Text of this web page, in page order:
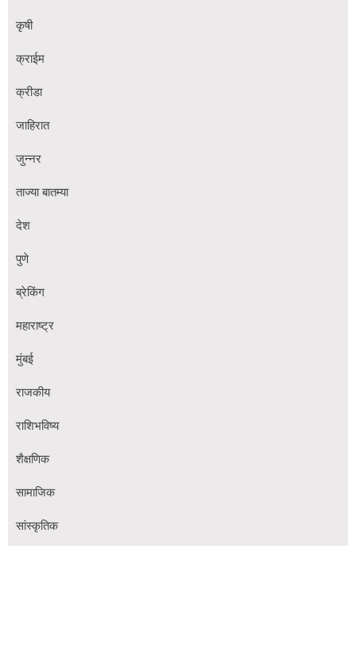
कृषी
क्राईम
क्रीडा
जाहिरात
जुन्नर
ताज्या बातम्या
देश
पुणे
ब्रेकिंग
महाराष्ट्र
मुंबई
राजकीय
राशिभविष्य
शैक्षणिक
सामाजिक
सांस्कृतिक